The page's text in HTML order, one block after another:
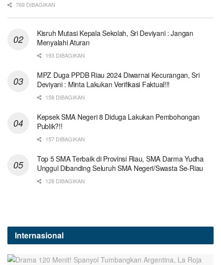
769 DIBAGIKAN
Kisruh Mutasi Kepala Sekolah, Sri Deviyani : Jangan
Menyalahi Aturan
193 DIBAGIKAN
MPZ Duga PPDB Riau 2024 Diwarnai Kecurangan, Sri
Deviyani : Minta Lakukan Verifikasi Faktual!!!
158 DIBAGIKAN
Kepsek SMA Negeri 8 Diduga Lakukan Pembohongan
Publik?!!
157 DIBAGIKAN
Top 5 SMA Terbaik di Provinsi Riau, SMA Darma Yudha
Unggul Dibanding Seluruh SMA Negeri/Swasta Se-Riau
128 DIBAGIKAN
Internasional